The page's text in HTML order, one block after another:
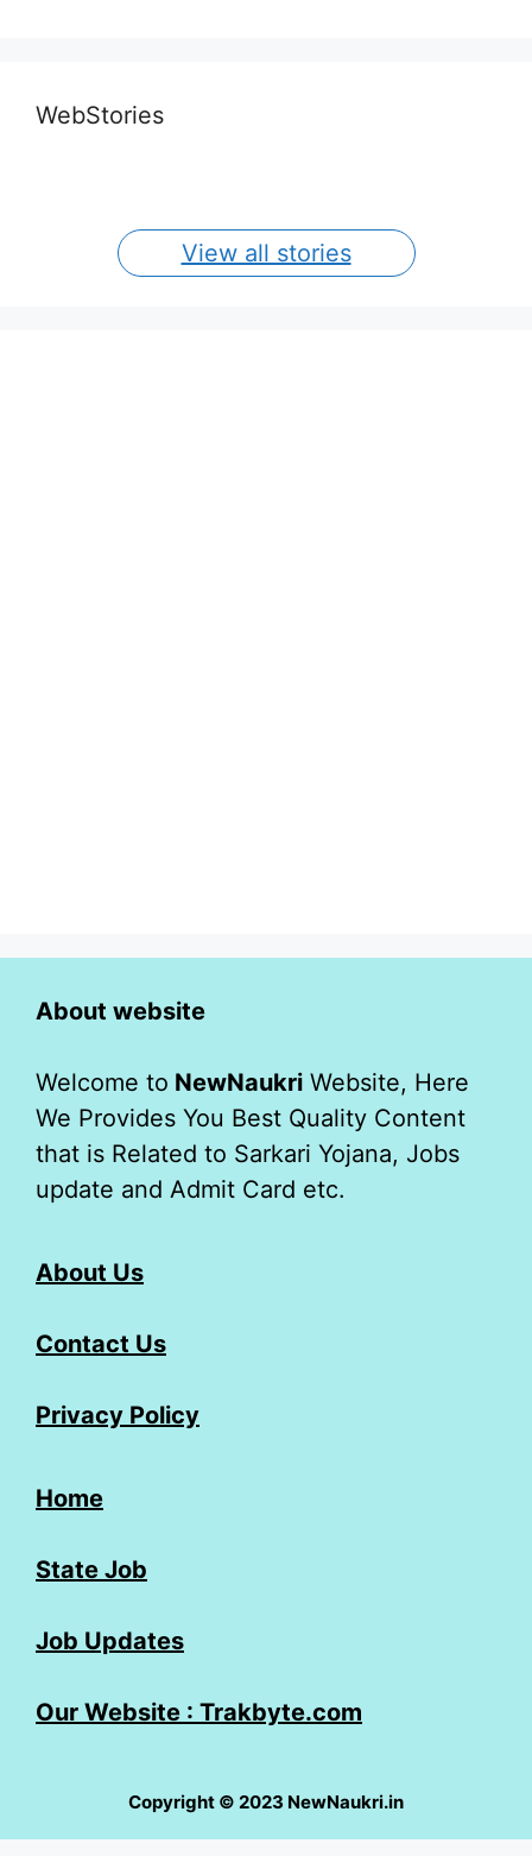
WebStories
Biography l UPSC
2023
Highest Paying
Government Jobs
View all stories
About website
Welcome to NewNaukri Website, Here
We Provides You Best Quality Content
that is Related to Sarkari Yojana, Jobs
update and Admit Card etc.
About Us
Contact Us
Privacy Policy
Home
State Job
Job Updates
Our Website : Trakbyte.com
Copyright © 2023 NewNaukri.in